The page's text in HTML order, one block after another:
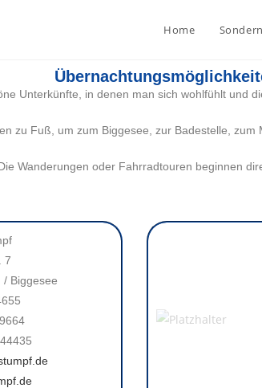
Home Sondern
Unterkünfte, in denen man sich wohlfühlt und
zu Fuß, um zum Biggesee, zur Badestelle, zum
Wanderungen oder Fahrradtouren beginnen
7
/ Biggesee